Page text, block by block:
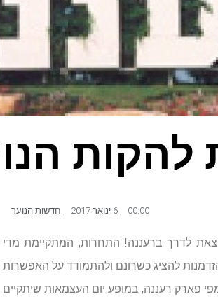
הנוער
00:00
, 6 ינואר 2017 , חדשות הנוער
להקות הנוער לשנת 2017 יוצאת לדרך ברעננה! התחרות, המתקיימת מדי
להציג כשרונם ולהתמודד על האפשרות
פארק רעננה, במופע יום העצמאות שיתקיים